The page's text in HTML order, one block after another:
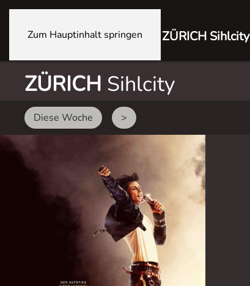
Zum Hauptinhalt springen ZÜRICH Sihlcity
ZÜRICH Sihlcity
Diese Woche >